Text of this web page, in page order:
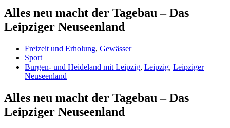
Alles neu macht der Tagebau – Das
Leipziger Neuseenland
Freizeit und Erholung, Gewässer
Sport
Burgen- und Heideland mit Leipzig, Leipzig, Leipziger
Neuseenland
Alles neu macht der Tagebau – Das
Leipziger Neuseenland